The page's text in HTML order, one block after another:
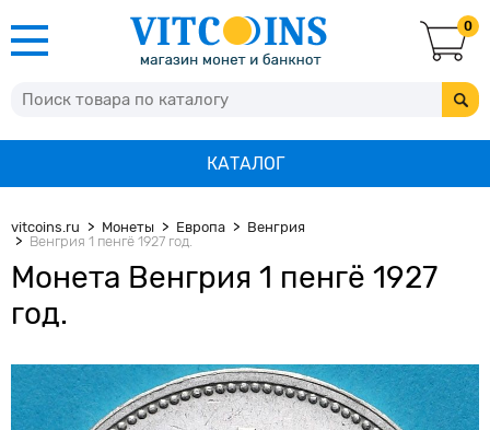
0
КАТАЛОГ
vitcoins.ru Монеты Европа
Венгрия
Венгрия 1 пенгё 1927 год.
Монета Венгрия 1 пенгё 1927
год.